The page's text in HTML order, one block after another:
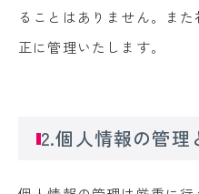
ることはありません。ま
正に管理いたします。
2.個人情報の管理